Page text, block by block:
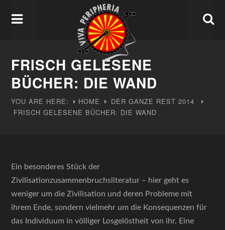
FRISCH GELESENE
BÜCHER: DIE WAND
YOU ARE HERE: HOME DER GANZE REST 2014
FRISCH GELESENE BÜCHER: DIE WAND
Ein besonderes Stück der
Zivilisationzusammenbruchsliteratur – hier geht es
weniger um die Zivilisation und deren Probleme mit
ihrem Ende, sondern vielmehr um die Konsequenzen für
das Individuum in völliger Losgelöstheit von ihr. Eine